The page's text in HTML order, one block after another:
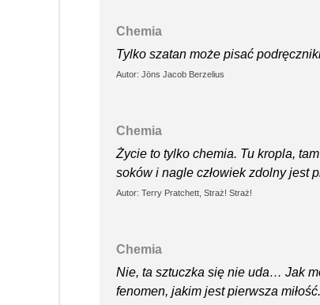
Chemia
Tylko szatan może pisać
Autor: Jöns Jacob Berzelius
Chemia
Życie to tylko chemia. Tu kropla,
soków i nagle człowiek zdolny jest
Autor: Terry Pratchett, Straż! Straż!
Chemia
Nie, ta sztuczka się nie uda… Jak
fenomen, jakim jest pierwsza miłość.